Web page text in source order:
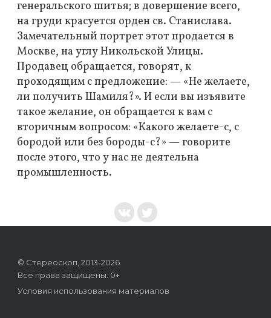
генеральского шитья; в довершение всего,
на груди красуется орден св. Станислава.
Замечательный портрет этот продается в
Москве, на углу Никольской Улицы.
Продавец обращается, говорят, к
проходящим с предложение: — «Не желаете,
ли получить Шамиля?». И если вы изъявите
такое желание, он обращается к вам с
вторичным вопросом: «Какого желаете-с, с
бородой или без бороды-с?» — говорите
после этого, что у нас не деятельна
промышленность.
© Стереоскоп, 2013-2026.
Все права защищены. 0+
Условия использования материалов